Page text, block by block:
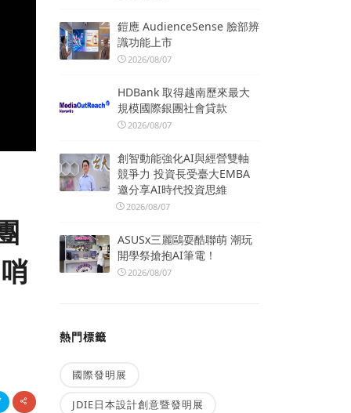
鎧應 AudienceSense 臉部辨
識功能上市
2026/08/07
HDBank 取得越南歷來最大
規模國際銀團社會貸款
2026/08/07
創智動能強化AI與經營雙軸
競爭力 投資長受臺大EMBA
邀分享AI時代投資思維
2026/08/07
ASUSx三麗鷗耍酷聯萌 潮玩
開學祭搶抱AI筆電！
2026/08/07
熱門標籤
國際發明展
JDIE日本設計創意暨發明展